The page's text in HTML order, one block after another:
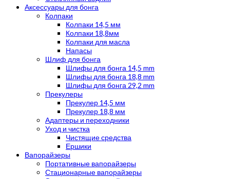
Аксессуары для бонга
Колпаки
Колпаки 14,5 мм
Колпаки 18,8мм
Колпаки для масла
Напасы
Шлиф для бонга
Шлифы для бонга 14,5 mm
Шлифы для бонга 18,8 mm
Шлифы для бонга 29,2 mm
Прекулеры
Прекулер 14,5 мм
Прекулер 18,8 мм
Адаптеры и переходники
Уход и чистка
Чистящие средства
Ершики
Вапорайзеры
Портативные вапорайзеры
Стационарные вапорайзеры